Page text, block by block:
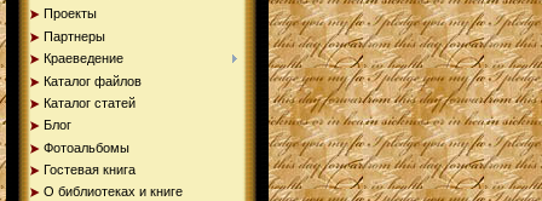
Проекты
Партнеры
Краеведение
Каталог файлов
Каталог статей
Блог
Фотоальбомы
Гостевая книга
О библиотеках и книге